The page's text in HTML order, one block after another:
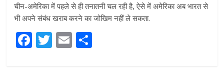
चीन-अमेरिका में पहले से ही तनातनी चल रही है, ऐसे में अमेरिका अब भारत से
भी अपने संबंध खराब करने का जोखिम नहीं ले सकता.
F
a
T
w
E
m